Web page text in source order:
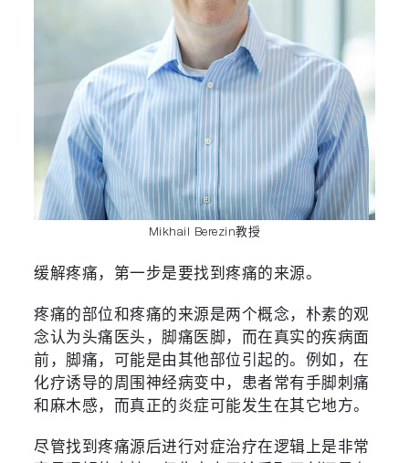
Mikhail Berezin教授
缓解疼痛，第一步是要找到疼痛的来源。
疼痛的部位和疼痛的来源是两个概念，朴素的观
念认为头痛医头，脚痛医脚，而在真实的疾病面
前，脚痛，可能是由其他部位引起的。例如，在
化疗诱导的周围神经病变中，患者常有手脚刺痛
和麻木感，而真正的炎症可能发生在其它地方。
尽管找到疼痛源后进行对症治疗在逻辑上是非常